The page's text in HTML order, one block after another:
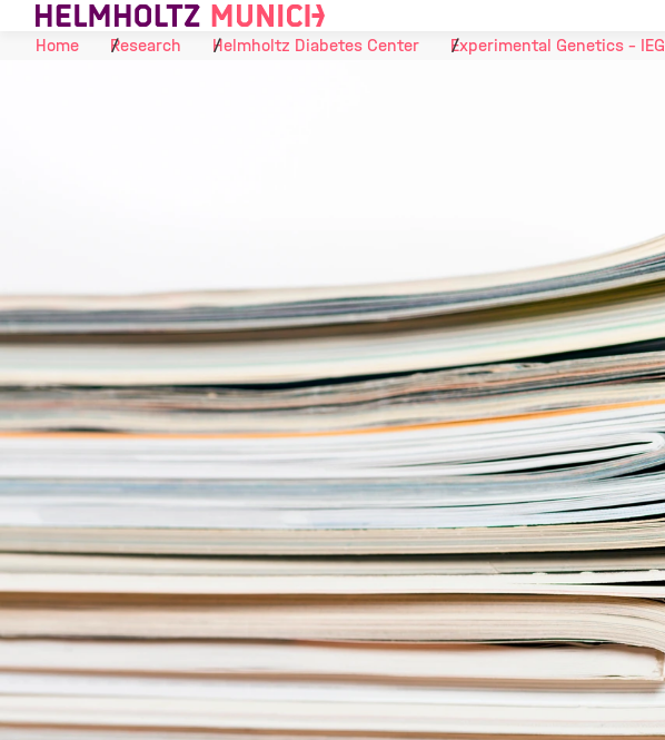
Skip to Content
Home
Research Helmholtz Diabetes Center Experimental Genetics - IEG